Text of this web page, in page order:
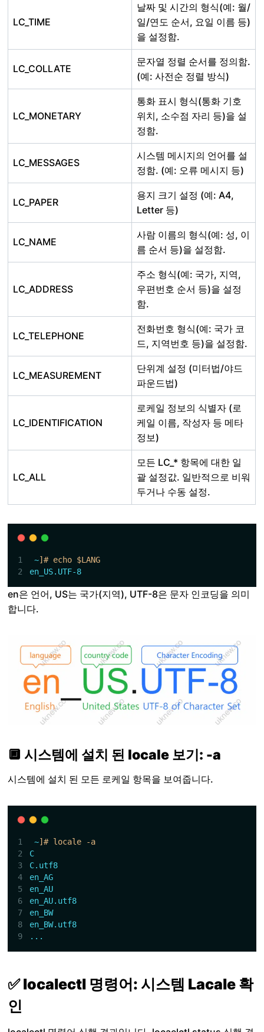
LC_TIME
날짜 및 시간의 형식(예: 월/
일/연도 순서, 요일 이름 등)
을 설정함.
LC_COLLATE
문자열 정렬 순서를 정의함.
(예: 사전순 정렬 방식)
LC_MONETARY
통화 표시 형식(통화 기호
위치, 소수점 자리 등)을 설
정함.
LC_MESSAGES
시스템 메시지의 언어를 설
정함. (예: 오류 메시지 등)
LC_PAPER
용지 크기 설정 (예: A4,
Letter 등)
LC_NAME
사람 이름의 형식(예: 성, 이
름 순서 등)을 설정함.
LC_ADDRESS
주소 형식(예: 국가, 지역,
우편번호 순서 등)을 설정
함.
LC_TELEPHONE
전화번호 형식(예: 국가 코
드, 지역번호 등)을 설정함.
LC_MEASUREMENT
단위계 설정 (미터법/야드
파운드법)
LC_IDENTIFICATION
로케일 정보의 식별자 (로
케일 이름, 작성자 등 메타
정보)
LC_ALL
모든 LC_* 항목에 대한 일
괄 설정값. 일반적으로 비워
두거나 수동 설정.
~]# echo $LANG
en_US.UTF-8
en은 언어, US는 국가(지역), UTF-8은 문자 인코딩을 의미
합니다.
🔲 시스템에 설치 된 locale 보기: -a
시스템에 설치 된 모든 로케일 항목을 보여줍니다.
~]# locale -a
C
C.utf8
en_AG
en_AU
en_AU.utf8
en_BW
en_BW.utf8
...
✅ localectl 명령어: 시스템 Lacale 확
인